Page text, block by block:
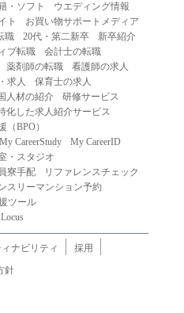
る行為
謗中傷する行為
利益を与える行為
たはそれらに類する行為
害する行為
たは公序良俗に反する行為
たは法的な責任を超えた不
あると判断する行為
する行為を行った利用者に対
とができるものとします。
（これらに伴う当社または第
す）により、利用者に生じ
・ソフト
ウエディング情報
ト
お買い物サポートメディア
職 20代・第二新卒
新卒紹介
ブ転職
会計士の転職
薬剤師の転職
看護師の求人
求人
保育士の求人
人材の紹介
研修サービス
化した求人紹介サービス
（BPO）
My CareerStudy
My CareerID
・スタジオ
寮手配
リファレンスチェック
スリーマンション予約
ツール
ナビリティ
採用
針